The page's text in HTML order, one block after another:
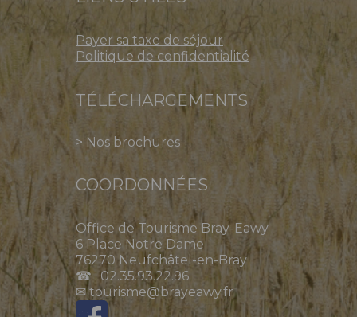
Payer sa taxe de séjour
Politique de confidentialité
TÉLÉCHARGEMENTS
> Nos brochures
COORDONNÉES
Office de Tourisme Bray-Eawy
6 Place Notre Dame
76270 Neufchâtel-en-Bray
☎ : 02.35.93.22.96
✉ tourisme@brayeawy.fr